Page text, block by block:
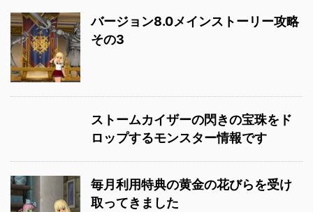
バージョン8.0メインストーリー攻略
その3
ストームカイザーの閃きの宝珠をド
ロップするモンスター情報です
毎月利用特典の黄金の花びらを受け
取ってきました